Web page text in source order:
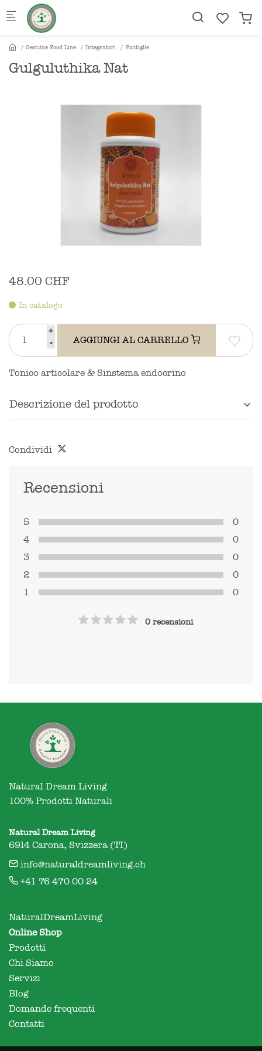
Skip to main content
Genuine Food Line Integratori Pastiglie
Gulguluthika Nat
48.00 CHF
In catalogo
+
-
AGGIUNGI AL CARRELLO
Tonico articolare & Sinstema endocrino
Descrizione del prodotto
Condividi
Recensioni
5
0
4
0
3
0
2
0
1
0
0 recensioni
Natural Dream Living
100% Prodotti Naturali
Natural Dream Living
6914 Carona, Svizzera (TI)
info@naturaldreamliving.ch
+41 76 470 00 24
NaturalDreamLiving
Online Shop
Prodotti
Chi Siamo
Servizi
Blog
Domande frequenti
Contatti